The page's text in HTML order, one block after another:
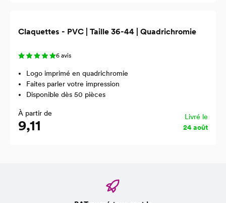
Claquettes - PVC | Taille 36-44 | Quadrichromie
6 avis
Logo imprimé en quadrichromie
Faites parler votre impression
Disponible dès 50 pièces
À partir de
9,11
Livré le
24 août